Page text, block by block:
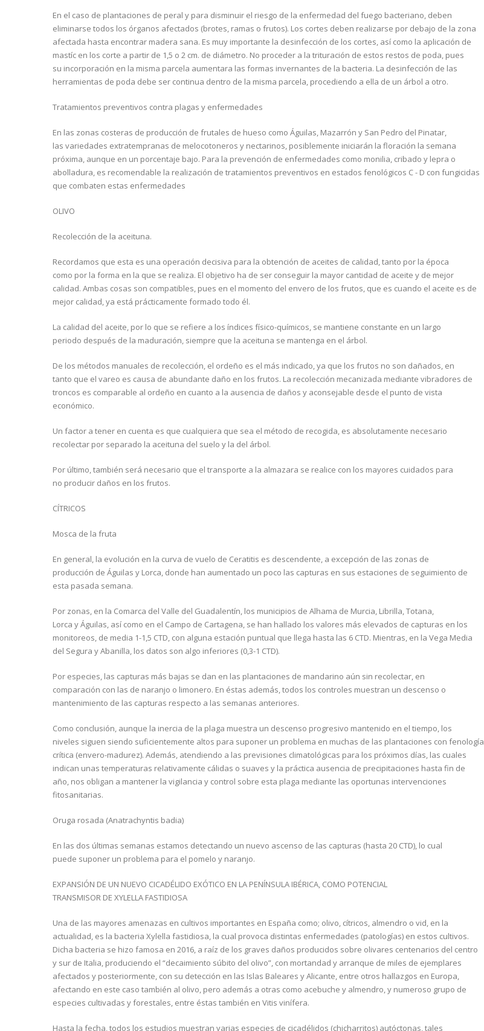
En el caso de plantaciones de peral y para disminuir el riesgo de la enfermedad del fuego bacteriano, deben
eliminarse todos los órganos afectados (brotes, ramas o frutos). Los cortes deben realizarse por debajo de la zona
afectada hasta encontrar madera sana. Es muy importante la desinfección de los cortes, así como la aplicación de
mastíc en los corte a partir de 1,5 o 2 cm. de diámetro. No proceder a la trituración de estos restos de poda, pues
su incorporación en la misma parcela aumentara las formas invernantes de la bacteria. La desinfección de las
herramientas de poda debe ser continua dentro de la misma parcela, procediendo a ella de un árbol a otro.
Tratamientos preventivos contra plagas y enfermedades
En las zonas costeras de producción de frutales de hueso como Águilas, Mazarrón y San Pedro del Pinatar,
las variedades extratempranas de melocotoneros y nectarinos, posiblemente iniciarán la floración la semana
próxima, aunque en un porcentaje bajo. Para la prevención de enfermedades como monilia, cribado y lepra o
abolladura, es recomendable la realización de tratamientos preventivos en estados fenológicos C - D con fungicidas
que combaten estas enfermedades
OLIVO
Recolección de la aceituna.
Recordamos que esta es una operación decisiva para la obtención de aceites de calidad, tanto por la época
como por la forma en la que se realiza. El objetivo ha de ser conseguir la mayor cantidad de aceite y de mejor
calidad. Ambas cosas son compatibles, pues en el momento del envero de los frutos, que es cuando el aceite es de
mejor calidad, ya está prácticamente formado todo él.
La calidad del aceite, por lo que se refiere a los índices físico-químicos, se mantiene constante en un largo
periodo después de la maduración, siempre que la aceituna se mantenga en el árbol.
De los métodos manuales de recolección, el ordeño es el más indicado, ya que los frutos no son dañados, en
tanto que el vareo es causa de abundante daño en los frutos. La recolección mecanizada mediante vibradores de
troncos es comparable al ordeño en cuanto a la ausencia de daños y aconsejable desde el punto de vista
económico.
Un factor a tener en cuenta es que cualquiera que sea el método de recogida, es absolutamente necesario
recolectar por separado la aceituna del suelo y la del árbol.
Por último, también será necesario que el transporte a la almazara se realice con los mayores cuidados para
no producir daños en los frutos.
CÍTRICOS
Mosca de la fruta
En general, la evolución en la curva de vuelo de Ceratitis es descendente, a excepción de las zonas de
producción de Águilas y Lorca, donde han aumentado un poco las capturas en sus estaciones de seguimiento de
esta pasada semana.
Por zonas, en la Comarca del Valle del Guadalentín, los municipios de Alhama de Murcia, Librilla, Totana,
Lorca y Águilas, así como en el Campo de Cartagena, se han hallado los valores más elevados de capturas en los
monitoreos, de media 1-1,5 CTD, con alguna estación puntual que llega hasta las 6 CTD. Mientras, en la Vega Media
del Segura y Abanilla, los datos son algo inferiores (0,3-1 CTD).
Por especies, las capturas más bajas se dan en las plantaciones de mandarino aún sin recolectar, en
comparación con las de naranjo o limonero. En éstas además, todos los controles muestran un descenso o
mantenimiento de las capturas respecto a las semanas anteriores.
Como conclusión, aunque la inercia de la plaga muestra un descenso progresivo mantenido en el tiempo, los
niveles siguen siendo suficientemente altos para suponer un problema en muchas de las plantaciones con fenología
crítica (envero-madurez). Además, atendiendo a las previsiones climatológicas para los próximos días, las cuales
indican unas temperaturas relativamente cálidas o suaves y la práctica ausencia de precipitaciones hasta fin de
año, nos obligan a mantener la vigilancia y control sobre esta plaga mediante las oportunas intervenciones
fitosanitarias.
Oruga rosada (Anatrachyntis badia)
En las dos últimas semanas estamos detectando un nuevo ascenso de las capturas (hasta 20 CTD), lo cual
puede suponer un problema para el pomelo y naranjo.
EXPANSIÓN DE UN NUEVO CICADÉLIDO EXÓTICO EN LA PENÍNSULA IBÉRICA, COMO POTENCIAL
TRANSMISOR DE XYLELLA FASTIDIOSA
Una de las mayores amenazas en cultivos importantes en España como; olivo, cítricos, almendro o vid, en la
actualidad, es la bacteria Xylella fastidiosa, la cual provoca distintas enfermedades (patologías) en estos cultivos.
Dicha bacteria se hizo famosa en 2016, a raíz de los graves daños producidos sobre olivares centenarios del centro
y sur de Italia, produciendo el “decaimiento súbito del olivo”, con mortandad y arranque de miles de ejemplares
afectados y posteriormente, con su detección en las Islas Baleares y Alicante, entre otros hallazgos en Europa,
afectando en este caso también al olivo, pero además a otras como acebuche y almendro, y numeroso grupo de
especies cultivadas y forestales, entre éstas también en Vitis vinífera.
Hasta la fecha, todos los estudios muestran varias especies de cicadélidos (chicharritos) autóctonas, tales